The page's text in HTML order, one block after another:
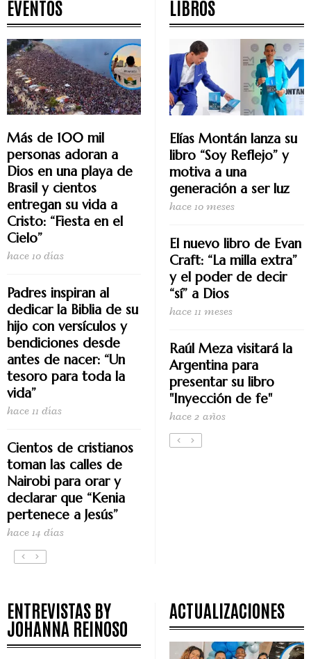
EVENTOS
Más de 100 mil
personas adoran a
Dios en una playa de
Brasil y cientos
entregan su vida a
Cristo: “Fiesta en el
Cielo”
hace 10 días
Padres inspiran al
dedicar la Biblia de su
hijo con versículos y
bendiciones desde
antes de nacer: “Un
tesoro para toda la
vida”
hace 11 días
Cientos de cristianos
toman las calles de
Nairobi para orar y
declarar que “Kenia
pertenece a Jesús”
hace 14 días
LIBROS
Elías Montán lanza su
libro “Soy Reflejo” y
motiva a una
generación a ser luz
hace 10 meses
El nuevo libro de Evan
Craft: “La milla extra”
y el poder de decir
“sí” a Dios
hace 11 meses
Raúl Meza visitará la
Argentina para
presentar su libro
"Inyección de fe"
hace 2 años
ENTREVISTAS BY
JOHANNA REINOSO
ACTUALIZACIONES